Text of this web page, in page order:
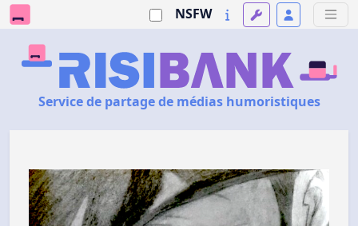
NSFW
Service de partage de médias humoristiques